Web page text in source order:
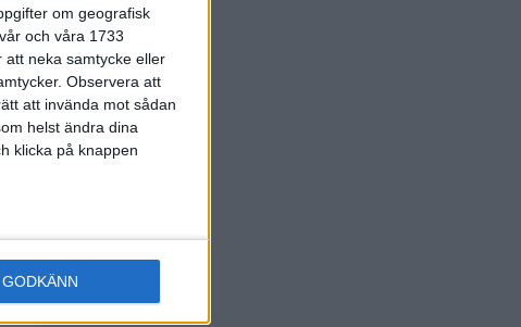
om geografisk
och våra 1733
att neka samtycke eller
Observera att
att invända mot sådan
helst ändra dina
klicka på knappen
GODKÄNN